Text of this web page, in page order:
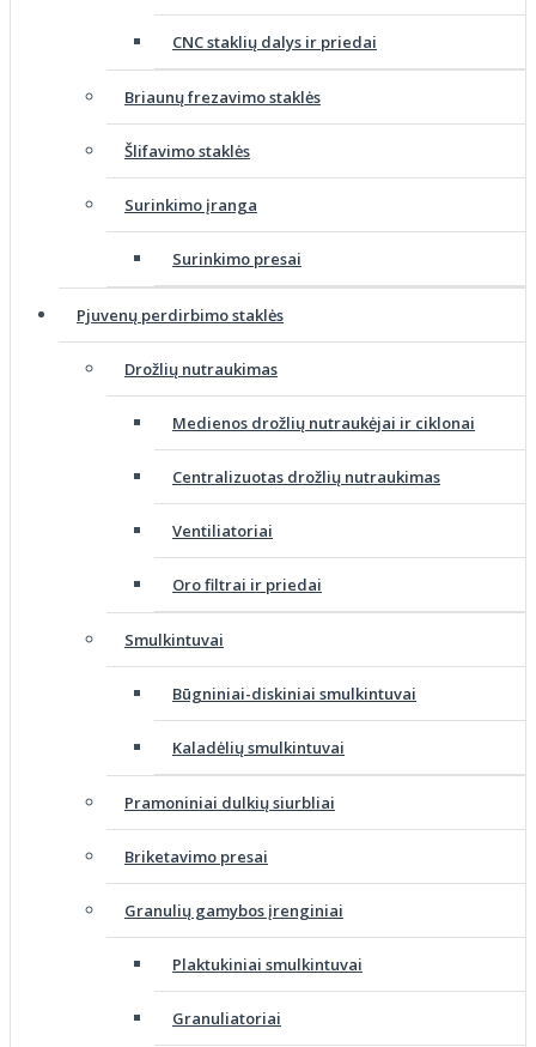
CNC staklių dalys ir priedai
Briaunų frezavimo staklės
Šlifavimo staklės
Surinkimo įranga
Surinkimo presai
Pjuvenų perdirbimo staklės
Drožlių nutraukimas
Medienos drožlių nutraukėjai ir ciklonai
Centralizuotas drožlių nutraukimas
Ventiliatoriai
Oro filtrai ir priedai
Smulkintuvai
Būgniniai-diskiniai smulkintuvai
Kaladėlių smulkintuvai
Pramoniniai dulkių siurbliai
Briketavimo presai
Granulių gamybos įrenginiai
Plaktukiniai smulkintuvai
Granuliatoriai